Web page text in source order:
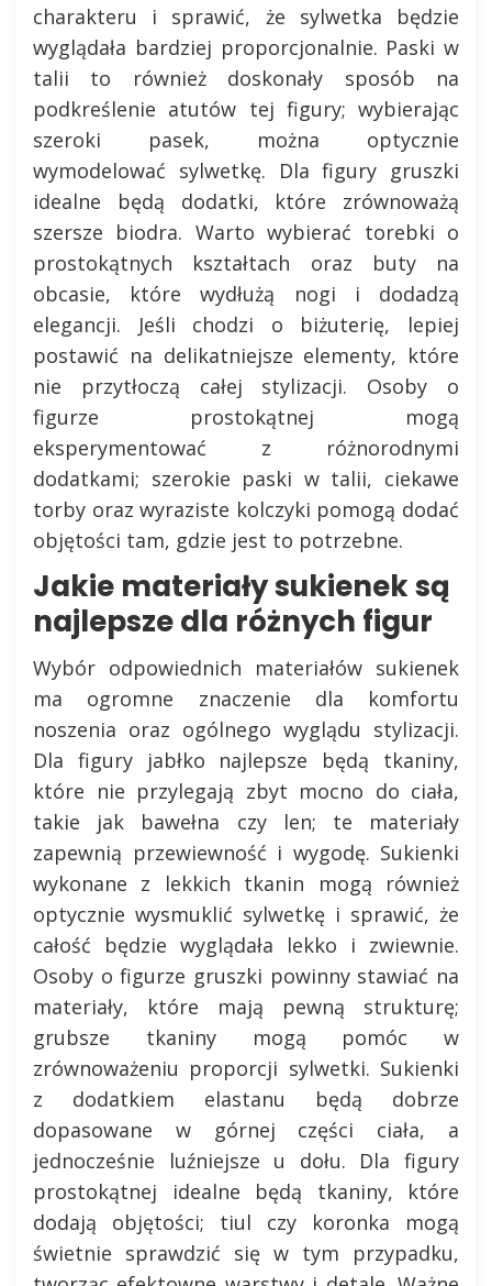
charakteru i sprawić, że sylwetka będzie
wyglądała bardziej proporcjonalnie. Paski w
talii to również doskonały sposób na
podkreślenie atutów tej figury; wybierając
szeroki pasek, można optycznie
wymodelować sylwetkę. Dla figury gruszki
idealne będą dodatki, które zrównoważą
szersze biodra. Warto wybierać torebki o
prostokątnych kształtach oraz buty na
obcasie, które wydłużą nogi i dodadzą
elegancji. Jeśli chodzi o biżuterię, lepiej
postawić na delikatniejsze elementy, które
nie przytłoczą całej stylizacji. Osoby o
figurze prostokątnej mogą
eksperymentować z różnorodnymi
dodatkami; szerokie paski w talii, ciekawe
torby oraz wyraziste kolczyki pomogą dodać
objętości tam, gdzie jest to potrzebne.
Jakie materiały sukienek są
najlepsze dla różnych figur
Wybór odpowiednich materiałów sukienek
ma ogromne znaczenie dla komfortu
noszenia oraz ogólnego wyglądu stylizacji.
Dla figury jabłko najlepsze będą tkaniny,
które nie przylegają zbyt mocno do ciała,
takie jak bawełna czy len; te materiały
zapewnią przewiewność i wygodę. Sukienki
wykonane z lekkich tkanin mogą również
optycznie wysmuklić sylwetkę i sprawić, że
całość będzie wyglądała lekko i zwiewnie.
Osoby o figurze gruszki powinny stawiać na
materiały, które mają pewną strukturę;
grubsze tkaniny mogą pomóc w
zrównoważeniu proporcji sylwetki. Sukienki
z dodatkiem elastanu będą dobrze
dopasowane w górnej części ciała, a
jednocześnie luźniejsze u dołu. Dla figury
prostokątnej idealne będą tkaniny, które
dodają objętości; tiul czy koronka mogą
świetnie sprawdzić się w tym przypadku,